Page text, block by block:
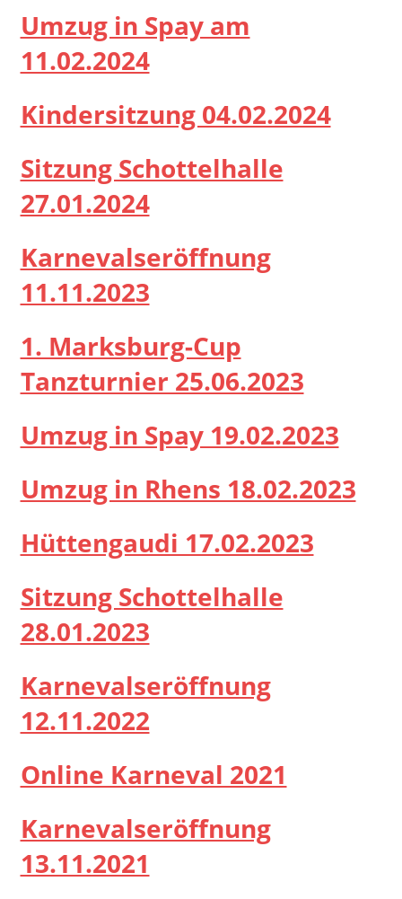
Umzug in Spay am
11.02.2024
Kindersitzung 04.02.2024
Sitzung Schottelhalle
27.01.2024
Karnevalseröffnung
11.11.2023
1. Marksburg-Cup
Tanzturnier 25.06.2023
Umzug in Spay 19.02.2023
Umzug in Rhens 18.02.2023
Hüttengaudi 17.02.2023
Sitzung Schottelhalle
28.01.2023
Karnevalseröffnung
12.11.2022
Online Karneval 2021
Karnevalseröffnung
13.11.2021